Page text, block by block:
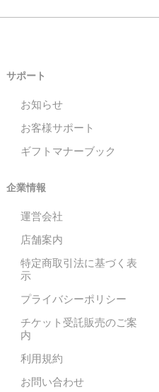
サポート
お知らせ
お客様サポート
ギフトマナーブック
企業情報
運営会社
店舗案内
特定商取引法に基づく表
示
プライバシーポリシー
チケット受託販売のご案
内
利用規約
お問い合わせ